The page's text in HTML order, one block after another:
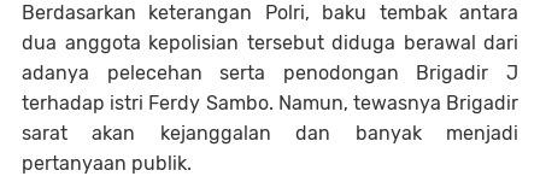
Berdasarkan keterangan Polri, baku tembak antara
dua anggota kepolisian tersebut diduga berawal dari
adanya pelecehan serta penodongan Brigadir J
terhadap istri Ferdy Sambo. Namun, tewasnya Brigadir
sarat akan kejanggalan dan banyak menjadi
pertanyaan publik.